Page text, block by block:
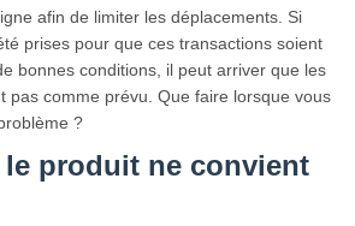
afin de limiter les déplacements. Si
prises pour que ces transactions soient
bonnes conditions, il peut arriver que les
pas comme prévu. Que faire lorsque vous
?
le produit ne convient